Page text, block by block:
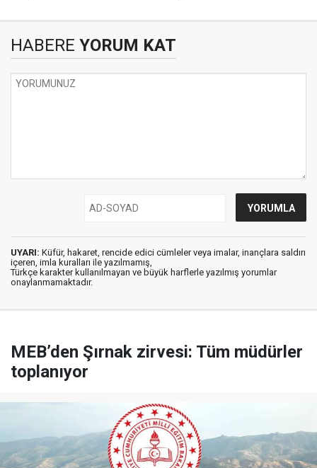
HABERE YORUM KAT
UYARI: Küfür, hakaret, rencide edici cümleler veya imalar, inançlara saldırı
içeren, imla kuralları ile yazılmamış,
Türkçe karakter kullanılmayan ve büyük harflerle yazılmış yorumlar
onaylanmamaktadır.
MEB’den Şırnak zirvesi: Tüm müdürler
toplanıyor